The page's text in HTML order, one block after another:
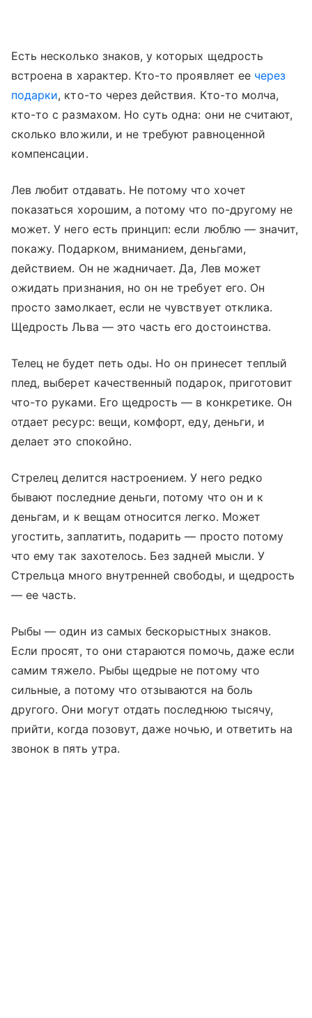
Есть несколько знаков, у которых щедрость
встроена в характер. Кто-то проявляет ее через
подарки, кто-то через действия. Кто-то молча,
кто-то с размахом. Но суть одна: они не считают,
сколько вложили, и не требуют равноценной
компенсации.
Лев любит отдавать. Не потому что хочет
показаться хорошим, а потому что по-другому не
может. У него есть принцип: если люблю — значит,
покажу. Подарком, вниманием, деньгами,
действием. Он не жадничает. Да, Лев может
ожидать признания, но он не требует его. Он
просто замолкает, если не чувствует отклика.
Щедрость Льва — это часть его достоинства.
Телец не будет петь оды. Но он принесет теплый
плед, выберет качественный подарок, приготовит
что-то руками. Его щедрость — в конкретике. Он
отдает ресурс: вещи, комфорт, еду, деньги, и
делает это спокойно.
Стрелец делится настроением. У него редко
бывают последние деньги, потому что он и к
деньгам, и к вещам относится легко. Может
угостить, заплатить, подарить — просто потому
что ему так захотелось. Без задней мысли. У
Стрельца много внутренней свободы, и щедрость
— ее часть.
Рыбы — один из самых бескорыстных знаков.
Если просят, то они стараются помочь, даже если
самим тяжело. Рыбы щедрые не потому что
сильные, а потому что отзываются на боль
другого. Они могут отдать последнюю тысячу,
прийти, когда позовут, даже ночью, и ответить на
звонок в пять утра.